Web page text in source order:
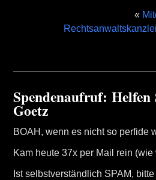
«
Spendenaufruf:
Goetz
BOAH, wenn es nicht so perfide
Kam heute 37x per Mail rein
Ist selbstverständlich SPAM,